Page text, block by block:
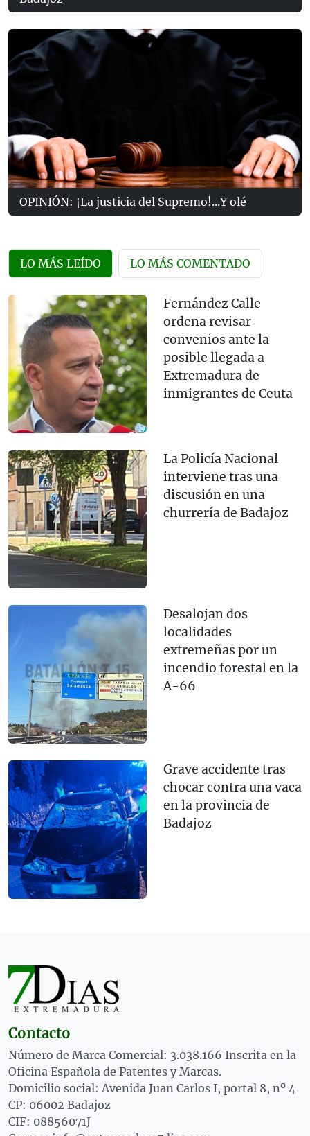
OPINIÓN: ¡La justicia del Supremo!...Y olé
LO MÁS LEÍDO LO MÁS COMENTADO
Fernández Calle
ordena revisar
convenios ante la
posible llegada a
Extremadura de
inmigrantes de Ceuta
La Policía Nacional
interviene tras una
discusión en una
churrería de Badajoz
Desalojan dos
localidades
extremeñas por un
incendio forestal en la
A-66
Grave accidente tras
chocar contra una vaca
en la provincia de
Badajoz
Contacto
Número de Marca Comercial: 3.038.166 Inscrita en la
Oficina Española de Patentes y Marcas.
Domicilio social: Avenida Juan Carlos I, portal 8, nº 4
CP: 06002 Badajoz
CIF: 08856071J